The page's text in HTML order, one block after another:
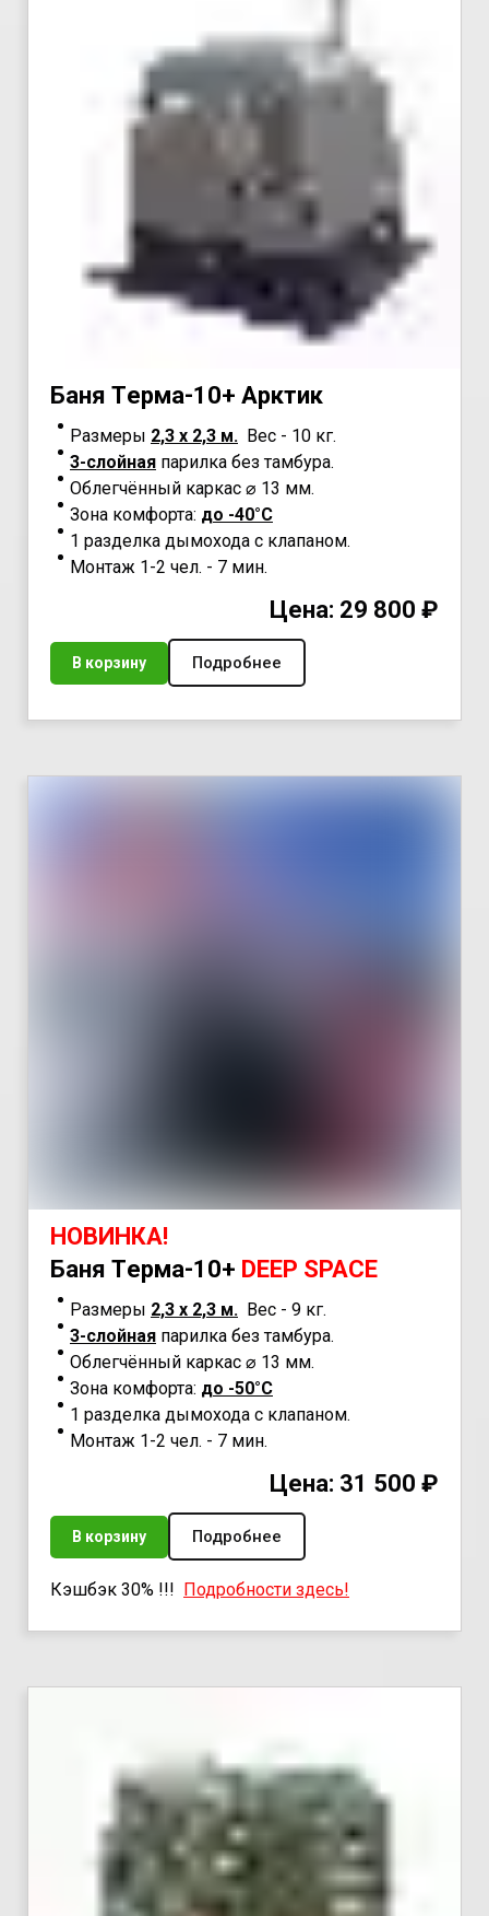
Бaня Tермa-10+ Арктик
Размеры 2,3 х 2,3 м. Вес - 10 кг.
3-слойная парилка без тамбура.
Облегчённый каркас ⌀ 13 мм.
Зона комфорта: до -40°С
1 разделка дымохода с клапаном.
Монтаж 1-2 чел. - 7 мин.
Цена: 29 800 ₽
В корзину Подробнее
НОВИНКА!
Бaня Tермa-10+ DEEP SPACE
Размеры 2,3 х 2,3 м. Вес - 9 кг.
3-слойная парилка без тамбура.
Облегчённый каркас ⌀ 13 мм.
Зона комфорта: до -50°С
1 разделка дымохода с клапаном.
Монтаж 1-2 чел. - 7 мин.
Цена: 31 500 ₽
В корзину Подробнее
Кэшбэк 30% !!! Подробности здесь!